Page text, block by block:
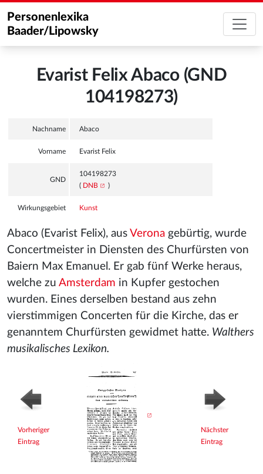
Personenlexika
Baader/Lipowsky
Evarist Felix Abaco (GND
104198273)
Nachname Abaco
Vorname Evarist Felix
GND
104198273
( DNB )
Wirkungsgebiet Kunst
Abaco (Evarist Felix), aus Verona gebürtig, wurde
Concertmeister in Diensten des Churfürsten von
Baiern Max Emanuel. Er gab fünf Werke heraus,
welche zu Amsterdam in Kupfer gestochen
wurden. Eines derselben bestand aus zehn
vierstimmigen Concerten für die Kirche, das er
genanntem Churfürsten gewidmet hatte. Walthers
musikalisches Lexikon.
Vorheriger
Eintrag
Nächster
Eintrag